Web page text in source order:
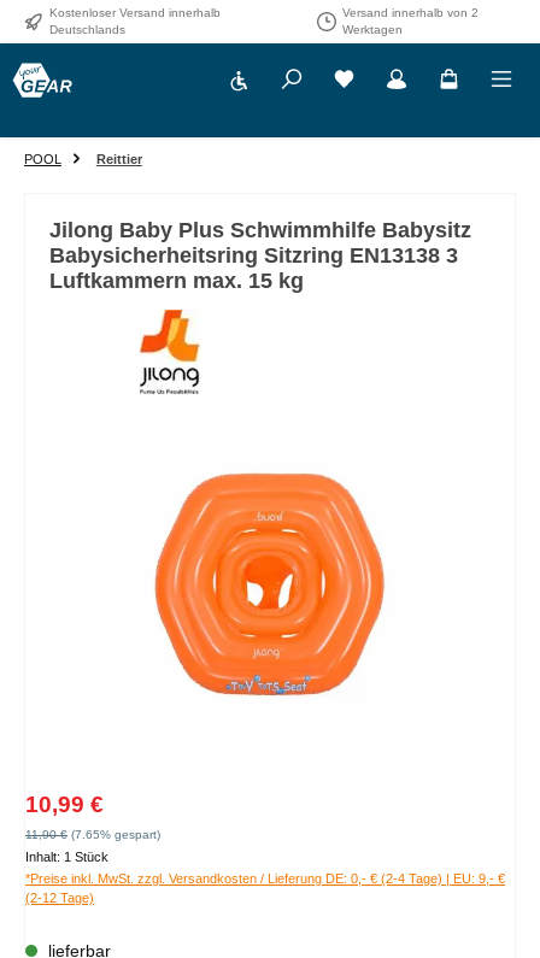
Zum Hauptinhalt springen
Kostenloser Versand innerhalb
Deutschlands
Versand innerhalb von 2
Werktagen
Werkzeugleiste anzeigen
POOL Reittier
Jilong Baby Plus Schwimmhilfe Babysitz
Babysicherheitsring Sitzring EN13138 3
Luftkammern max. 15 kg
Verkaufspreis:
10,99 €
Regulärer Preis:
11,90 € (7.65% gespart)
Inhalt: 1 Stück
*Preise inkl. MwSt. zzgl. Versandkosten / Lieferung DE: 0,- € (2-4 Tage) | EU: 9,- €
(2-12 Tage)
lieferbar